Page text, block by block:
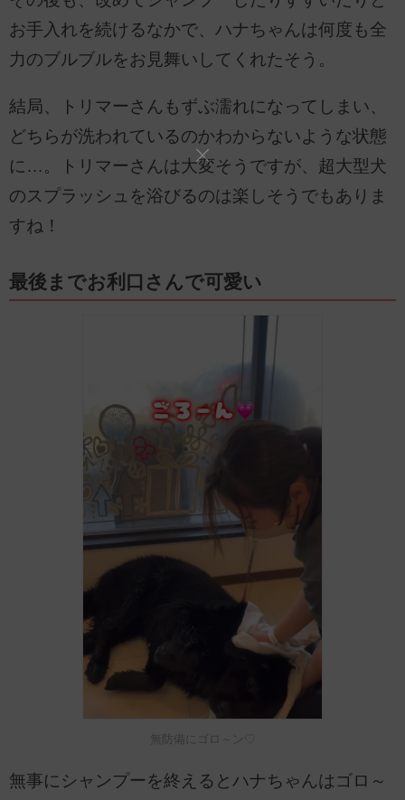
お手入れを続けるなかで、ハナちゃんは何度も全
力のブルブルをお見舞いしてくれたそう。
結局、トリマーさんもずぶ濡れになってしまい、
どちらが洗われているのかわからないような状態
に…。トリマーさんは大変そうですが、超大型犬
のスプラッシュを浴びるのは楽しそうでもありま
すね！
最後までお利口さんで可愛い
無防備にゴロ～ン♡
無事にシャンプーを終えるとハナちゃんはゴロ～